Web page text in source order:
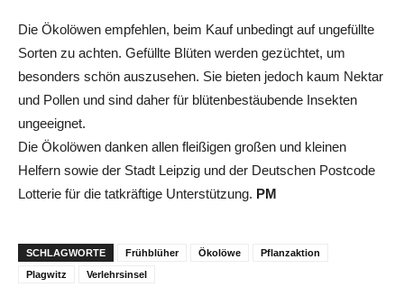
Die Ökolöwen empfehlen, beim Kauf unbedingt auf ungefüllte
Sorten zu achten. Gefüllte Blüten werden gezüchtet, um
besonders schön auszusehen. Sie bieten jedoch kaum Nektar
und Pollen und sind daher für blütenbestäubende Insekten
ungeeignet.
Die Ökolöwen danken allen fleißigen großen und kleinen
Helfern sowie der Stadt Leipzig und der Deutschen Postcode
Lotterie für die tatkräftige Unterstützung. PM
SCHLAGWORTE Frühblüher Ökolöwe
Pflanzaktion
Plagwitz
Verlehrsinsel